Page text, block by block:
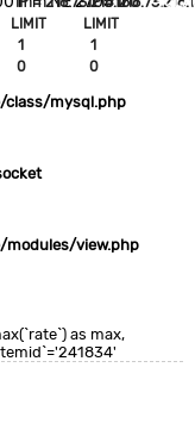
LIMIT
1
0
LIMIT
1
0
class/mysql.php
modules/view.php
as max,